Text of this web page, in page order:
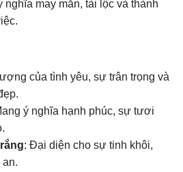
nghĩa may mắn, tài lộc và thành
của tình yêu, sự trân trọng và
ý nghĩa hạnh phúc, sự tươi
: Đại diện cho sự tinh khôi,